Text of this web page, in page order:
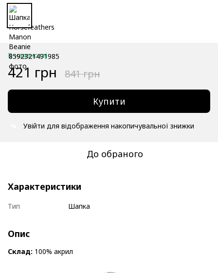
В наявності
421 грн 841 грн
Купити
Увійти для відображення накопичувальної знижки
До обраного
Характеристики
Тип Шапка
Опис
Склад: 100% акрил